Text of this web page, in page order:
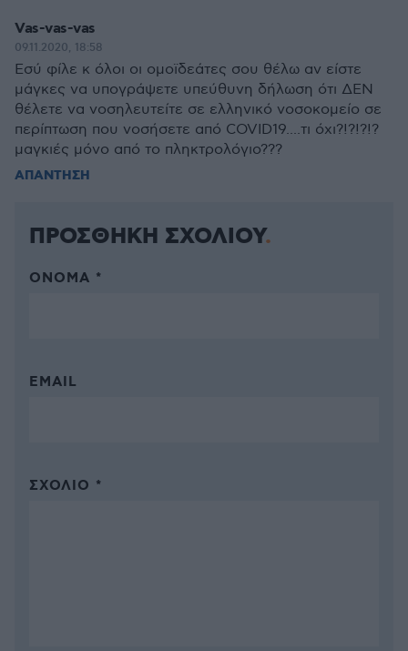
Vas-vas-vas
09.11.2020, 18:58
Εσύ φίλε κ όλοι οι ομοϊδεάτες σου θέλω αν είστε
μάγκες να υπογράψετε υπεύθυνη δήλωση ότι ΔΕΝ
θέλετε να νοσηλευτείτε σε ελληνικό νοσοκομείο σε
περίπτωση που νοσήσετε από COVID19....τι όχι?!?!?!?
μαγκιές μόνο από το πληκτρολόγιο???
ΑΠΑΝΤΗΣΗ
ΠΡΟΣΘΗΚΗ ΣΧΟΛΙΟΥ
ΌΝΟΜΑ *
EMAIL
ΣΧΌΛΙΟ *